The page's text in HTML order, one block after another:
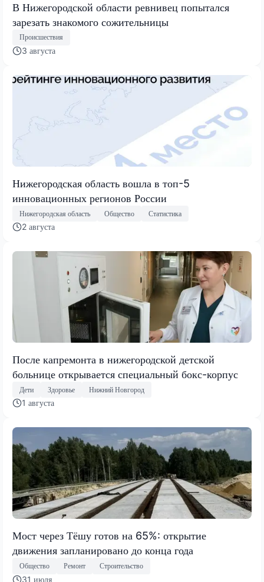
В Нижегородской области ревнивец попытался
зарезать знакомого сожительницы
Происшествия
3 августа
Нижегородская область вошла в топ-5
инновационных регионов России
Нижегородская область Общество Статистика
2 августа
После капремонта в нижегородской детской
больнице открывается специальный бокс-корпус
Дети Здоровье Нижний Новгород
1 августа
Мост через Тёшу готов на 65%: открытие
движения запланировано до конца года
Общество Ремонт Строительство
31 июля